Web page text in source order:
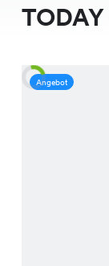
Angebot